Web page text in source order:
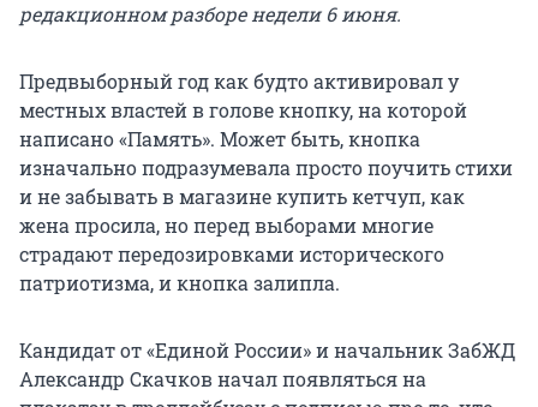
редакционном разборе недели 6 июня.
Предвыборный год как будто активировал у
местных властей в голове кнопку, на которой
написано «Память». Может быть, кнопка
изначально подразумевала просто поучить стихи
и не забывать в магазине купить кетчуп, как
жена просила, но перед выборами многие
страдают передозировками исторического
патриотизма, и кнопка залипла.
Кандидат от «Единой России» и начальник ЗабЖД
Александр Скачков начал появляться на